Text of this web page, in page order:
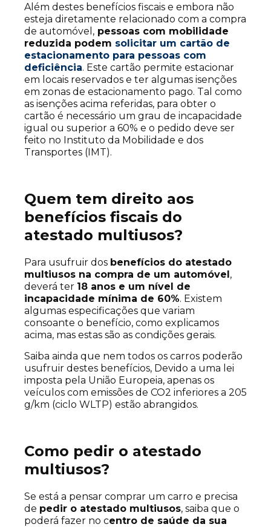
Além destes benefícios fiscais e embora não
esteja diretamente relacionado com a compra
de automóvel, pessoas com mobilidade
reduzida podem solicitar um cartão de
estacionamento para pessoas com
deficiência. Este cartão permite estacionar
em locais reservados e ter algumas isenções
em zonas de estacionamento pago. Tal como
as isenções acima referidas, para obter o
cartão é necessário um grau de incapacidade
igual ou superior a 60% e o pedido deve ser
feito no Instituto da Mobilidade e dos
Transportes (IMT).
Quem tem direito aos
benefícios fiscais do
atestado multiusos?
Para usufruir dos benefícios do atestado
multiusos na compra de um automóvel ,
deverá ter 18 anos e um nível de
incapacidade mínima de 60%. Existem
algumas especificações que variam
consoante o benefício, como explicamos
acima, mas estas são as condições gerais.
Saiba ainda que nem todos os carros poderão
usufruir destes benefícios, Devido a uma lei
imposta pela União Europeia, apenas os
veículos com emissões de CO2 inferiores a 205
g/km (ciclo WLTP) estão abrangidos.
Como pedir o atestado
multiusos?
Se está a pensar comprar um carro e precisa
de pedir o atestado multiusos, saiba que o
poderá fazer no centro de saúde da sua